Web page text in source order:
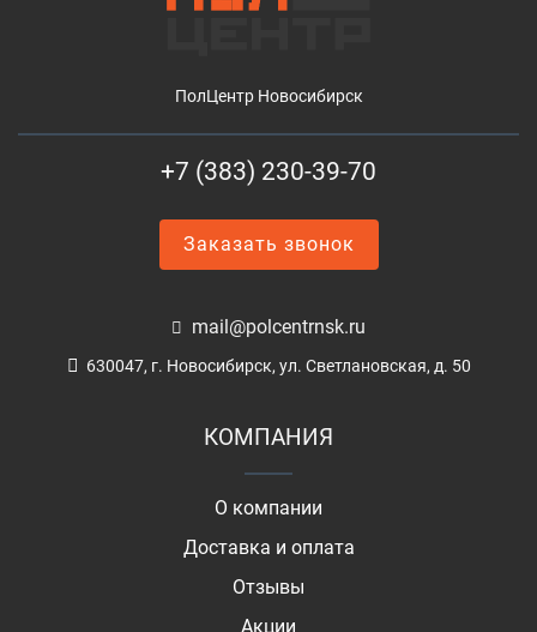
ПолЦентр Новосибирск
+7 (383) 230-39-70
Заказать звонок
mail@polcentrnsk.ru
630047, г. Новосибирск, ул. Светлановская, д. 50
КОМПАНИЯ
О компании
Доставка и оплата
Отзывы
Акции